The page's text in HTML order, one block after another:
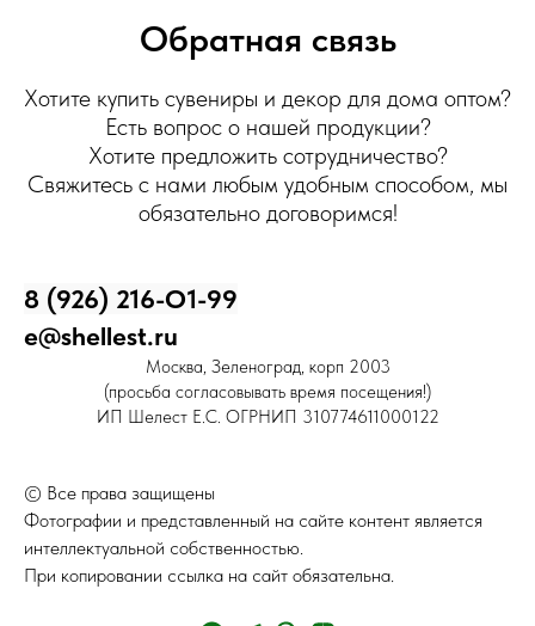
Обратная связь
Хотите купить сувениры и декор для дома оптом?
Есть вопрос о нашей продукции?
Хотите предложить сотрудничество?
Свяжитесь с нами любым удобным способом, мы
обязательно договоримся!
8 (926) 216-О1-99
e@shellest.ru
Москва, Зеленоград, корп 2003
(просьба согласовывать время посещения!)
ИП Шелест Е.С. ОГРНИП 310774611000122
© Все права защищены
Фотографии и представленный на сайте контент является
интеллектуальной собственностью.
При копировании ссылка на сайт обязательна.